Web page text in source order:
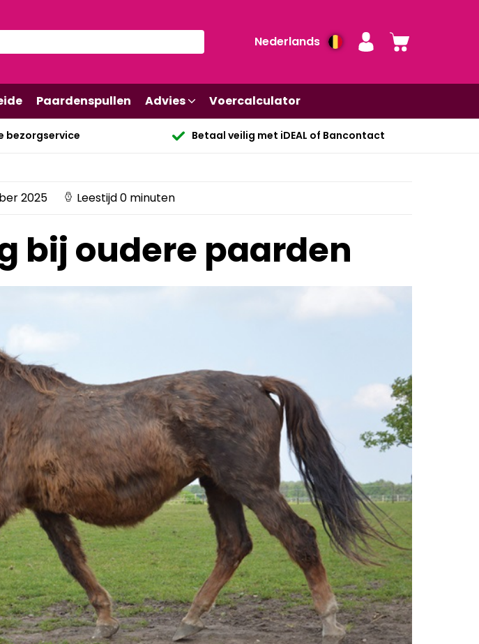
Nederlands
Paardenspullen Advies Voercalculator
bezorgservice Betaal veilig met iDEAL of Bancontact
2025 Leestijd 0 minuten
bij oudere paarden